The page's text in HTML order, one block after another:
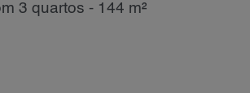
3 quartos - 144 m²